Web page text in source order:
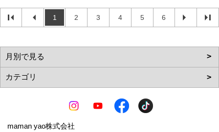
1 2 3 4 5 6
maman yao株式会社